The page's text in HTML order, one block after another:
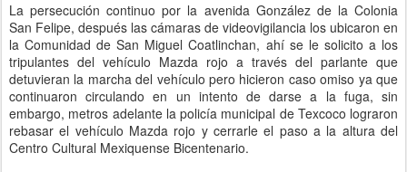
La persecución continuo por la avenida González de la Colonia
San Felipe, después las cámaras de videovigilancia los ubicaron en
la Comunidad de San Miguel Coatlinchan, ahí se le solicito a los
tripulantes del vehículo Mazda rojo a través del parlante que
detuvieran la marcha del vehículo pero hicieron caso omiso ya que
continuaron circulando en un intento de darse a la fuga, sin
embargo, metros adelante la policía municipal de Texcoco lograron
rebasar el vehículo Mazda rojo y cerrarle el paso a la altura del
Centro Cultural Mexiquense Bicentenario.